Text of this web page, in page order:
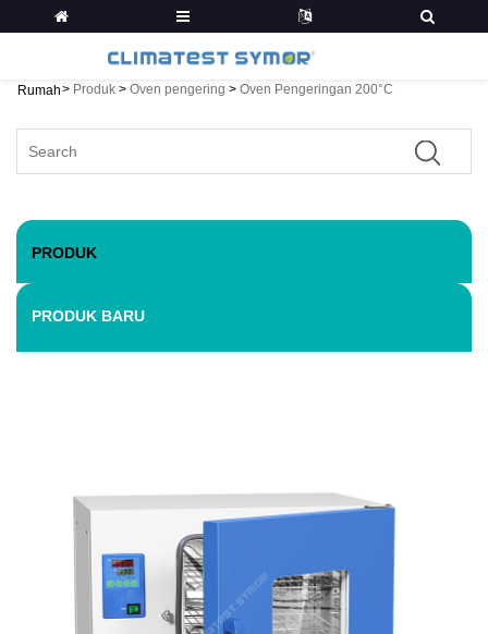
Rumah> Produk > Oven pengering > Oven Pengeringan 200°C
PRODUK
PRODUK BARU